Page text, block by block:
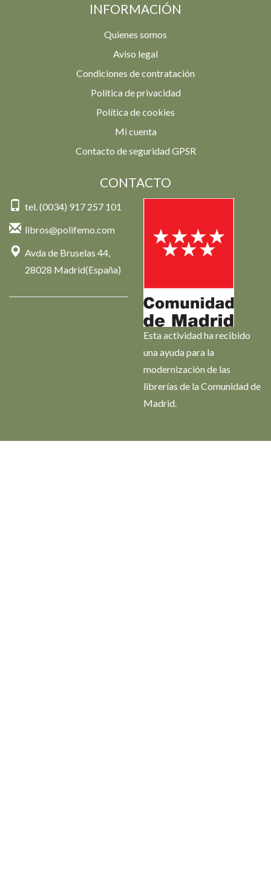
INFORMACIÓN
Quienes somos
Aviso legal
Condiciones de contratación
Política de privacidad
Política de cookies
Mi cuenta
Contacto de seguridad GPSR
CONTACTO
tel. (0034) 917 257 101
libros@polifemo.com
Avda de Bruselas 44,
28028 Madrid(España)
Esta actividad ha recibido
una ayuda para la
modernización de las
librerías de la Comunidad de
Madrid.